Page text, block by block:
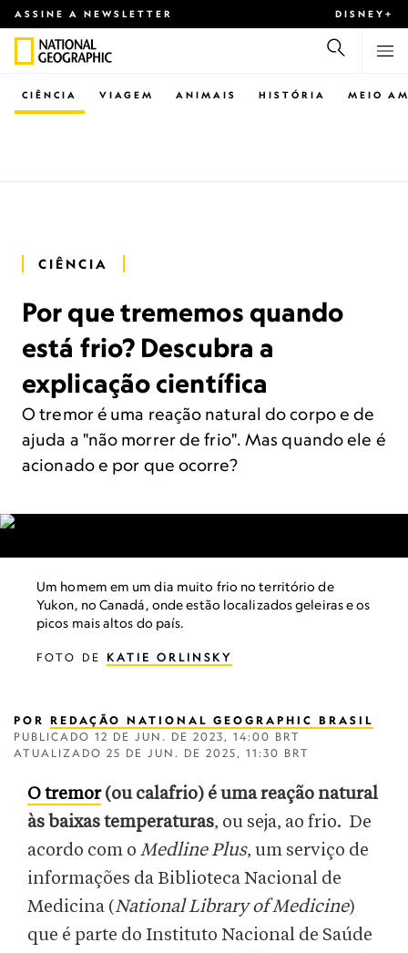
ASSINE A NEWSLETTER DISNEY+
CIÊNCIA VIAGEM ANIMAIS HISTÓRIA MEIO
CIÊNCIA
Por que trememos quando
está frio? Descubra a
explicação científica
O tremor é uma reação natural do corpo e de
ajuda a "não morrer de frio". Mas quando ele é
acionado e por que ocorre?
Um homem em um dia muito frio no território de
Yukon, no Canadá, onde estão localizados geleiras e os
picos mais altos do país.
FOTO DE KATIE ORLINSKY
POR REDAÇÃO NATIONAL GEOGRAPHIC BRASIL
PUBLICADO 12 DE JUN. DE 2023, 14:00 BRT
ATUALIZADO 25 DE JUN. DE 2025, 11:30 BRT
O tremor(ou calafrio) é uma reação natural
às baixas temperaturas, ou seja, ao frio. De
acordo com o Medline Plus, um serviço de
informações da Biblioteca Nacional de
Medicina (National Library of Medicine)
que é parte do Instituto Nacional de Saúde